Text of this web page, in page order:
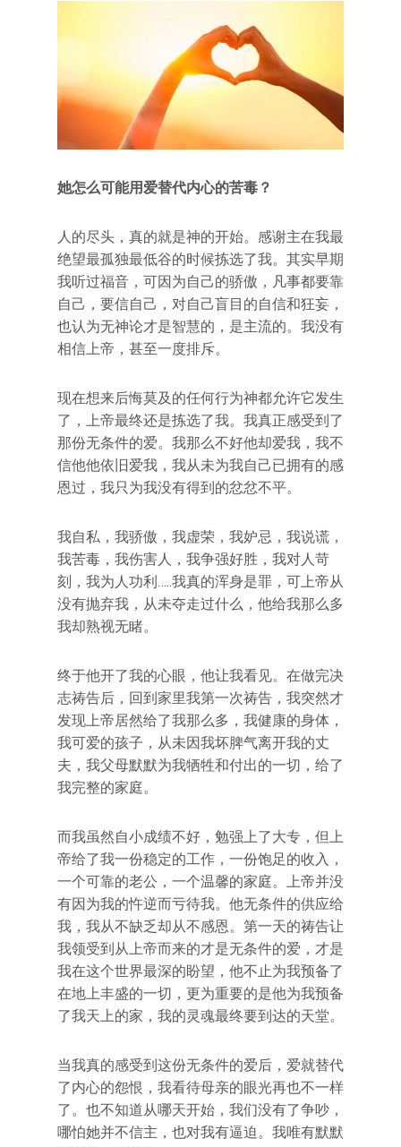
她怎么可能用爱替代内心的苦毒？
人的尽头，真的就是神的开始。感谢主在我最
绝望最孤独最低谷的时候拣选了我。其实早期
我听过福音，可因为自己的骄傲，凡事都要靠
自己，要信自己，对自己盲目的自信和狂妄，
也认为无神论才是智慧的，是主流的。我没有
相信上帝，甚至一度排斥。
现在想来后悔莫及的任何行为神都允许它发生
了，上帝最终还是拣选了我。我真正感受到了
那份无条件的爱。我那么不好他却爱我，我不
信他他依旧爱我，我从未为我自己已拥有的感
恩过，我只为我没有得到的忿忿不平。
我自私，我骄傲，我虚荣，我妒忌，我说谎，
我苦毒，我伤害人，我争强好胜，我对人苛
刻，我为人功利…..我真的浑身是罪，可上帝从
没有抛弃我，从未夺走过什么，他给我那么多
我却熟视无睹。
终于他开了我的心眼，他让我看见。在做完决
志祷告后，回到家里我第一次祷告，我突然才
发现上帝居然给了我那么多，我健康的身体，
我可爱的孩子，从未因我坏脾气离开我的丈
夫，我父母默默为我牺牲和付出的一切，给了
我完整的家庭。
而我虽然自小成绩不好，勉强上了大专，但上
帝给了我一份稳定的工作，一份饱足的收入，
一个可靠的老公，一个温馨的家庭。上帝并没
有因为我的忤逆而亏待我。他无条件的供应给
我，我从不缺乏却从不感恩。第一天的祷告让
我领受到从上帝而来的才是无条件的爱，才是
我在这个世界最深的盼望，他不止为我预备了
在地上丰盛的一切，更为重要的是他为我预备
了我天上的家，我的灵魂最终要到达的天堂。
当我真的感受到这份无条件的爱后，爱就替代
了内心的怨恨，我看待母亲的眼光再也不一样
了。也不知道从哪天开始，我们没有了争吵，
哪怕她并不信主，也对我有逼迫。我唯有默默